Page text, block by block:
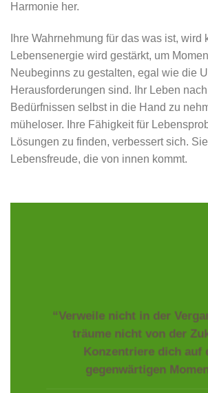
Harmonie her.
Ihre Wahrnehmung für das was ist, wird
Lebensenergie wird gestärkt, um
Neubeginns zu gestalten, egal wie die
Herausforderungen sind. Ihr Leben
Bedürfnissen selbst in die Hand zu
müheloser. Ihre Fähigkeit für
Lösungen zu finden, verbessert sich.
Lebensfreude, die von innen kommt.
“Verweile nicht in der
träume nicht von der
Konzentriere dich auf
gegenwärtigen